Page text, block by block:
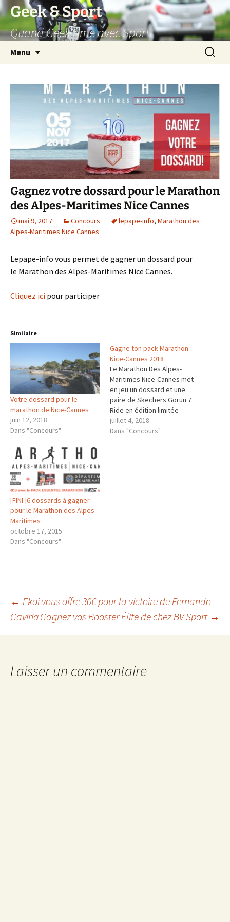
Aller
au
contenu
Geek & Sport
Quand Geek rime avec Sport
Menu
Gagnez votre dossard pour le Marathon
des Alpes-Maritimes Nice Cannes
mai 9, 2017 Concours lepape-info, Marathon des
Alpes-Maritimes Nice Cannes
Lepape-info vous permet de gagner un dossard pour
le Marathon des Alpes-Maritimes Nice Cannes.
Cliquez ici pour participer
Similaire
Votre dossard pour le
marathon de Nice-Cannes
juin 12, 2018
Dans "Concours"
Gagne ton pack Marathon
Nice-Cannes 2018
Le Marathon Des Alpes-
Maritimes Nice-Cannes met
en jeu un dossard et une
paire de Skechers Gorun 7
Ride en édition limitée
"French Riviera Marathon". Si
tu hésites à participer à
juillet 4, 2018
Dans "Concours"
[FINI ]6 dossards à gagner
pour le Marathon des Alpes-
Maritimes
octobre 17, 2015
Dans "Concours"
Navigation
des
articles
← Ekoi vous offre 30€ pour la victoire de Fernando
GaviriaGagnez vos Booster Élite de chez BV Sport →
Laisser un commentaire